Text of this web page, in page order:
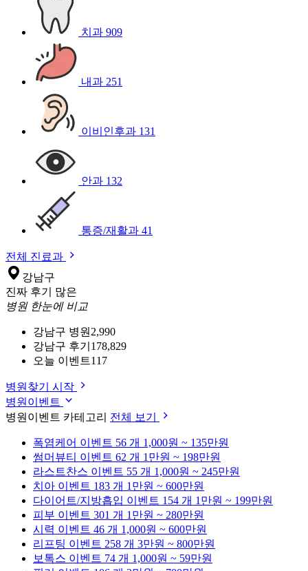
치과 909
내과 251
이비인후과 131
안과 132
통증/재활과 41
전체 진료과
강남구
진짜 후기 많은
병원 한눈에 비교
강남구 병원 2,990
강남구 후기 178,829
오늘 이벤트117
병원찾기 시작
병원이벤트
병원이벤트 카테고리 전체 보기
폭염케어 이벤트 56 개 1,000원 ~ 135만원
썸머뷰티 이벤트 62 개 1만원 ~ 198만원
라스트찬스 이벤트 55 개 1,000원 ~ 245만원
치아 이벤트 183 개 1만원 ~ 600만원
다이어트/지방흡입 이벤트 154 개 1만원 ~ 199만원
피부 이벤트 301 개 1만원 ~ 280만원
시력 이벤트 46 개 1,000원 ~ 600만원
리프팅 이벤트 258 개 3만원 ~ 800만원
보톡스 이벤트 74 개 1,000원 ~ 59만원